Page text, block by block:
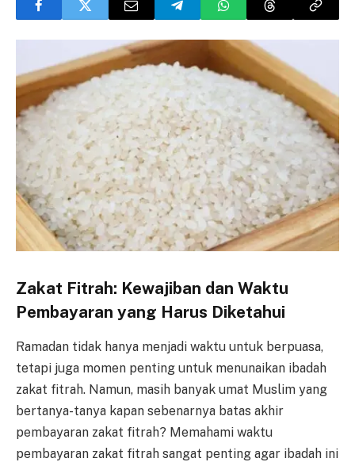
Zakat Fitrah: Kewajiban dan Waktu
Pembayaran yang Harus Diketahui
Ramadan tidak hanya menjadi waktu untuk berpuasa,
tetapi juga momen penting untuk menunaikan ibadah
zakat fitrah. Namun, masih banyak umat Muslim yang
bertanya-tanya kapan sebenarnya batas akhir
pembayaran zakat fitrah? Memahami waktu
pembayaran zakat fitrah sangat penting agar ibadah ini